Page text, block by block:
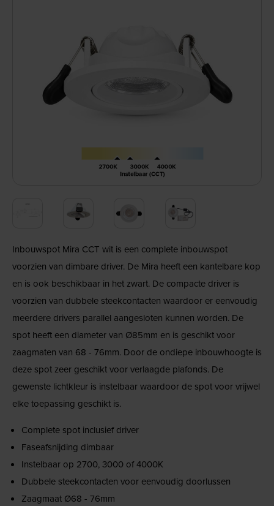
Inbouwspot Mira CCT wit is een complete inbouwspot
voorzien van dimbare driver. De Mira heeft een kantelbare kop
en is ook beschikbaar in het zwart. De compacte driver is
voorzien van dubbele steekcontacten waardoor er eenvoudig
meerdere drivers parallel aangesloten kunnen worden. De
spot heeft een diameter van Ø85mm en is geschikt voor
zaagmaten van 68 - 76mm. Door de ondiepe inbouwhoogte is
deze spot zeer geschikt voor verlaagde plafonds. De
gewenste lichtkleur is instelbaar waardoor de spot voor vrijwel
elke toepassing geschikt is.
Complete spot inclusief driver
Faseafsnijding dimbaar
Instelbaar op 2700, 3000 of 4000K
Dubbele steekcontacten voor eenvoudig doorlussen
Zaagmaat Ø68 - 76mm